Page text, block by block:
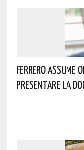
Ferrero Assume
Presentare La